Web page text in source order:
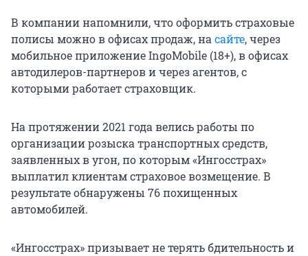
В компании напомнили, что оформить страховые
полисы можно в офисах продаж, насайте, через
мобильное приложение IngoMobile (18+), в офисах
автодилеров-партнеров и через агентов, с
которыми работает страховщик.
На протяжении 2021 года велись работы по
организации розыска транспортных средств,
заявленных в угон, по которым «Ингосстрах»
выплатил клиентам страховое возмещение. В
результате обнаружены 76 похищенных
автомобилей.
«Ингосстрах» призывает не терять бдительность и